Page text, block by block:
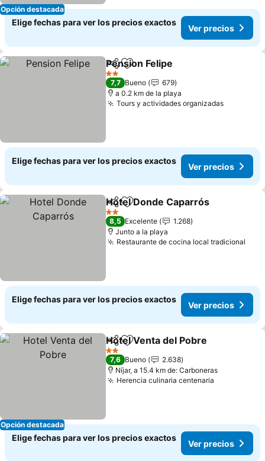
Opción destacada
Elige fechas para ver los precios exactos
Ver precios
CompartirAgregar a favoritos
Pension Felipe
2 Estrellas
7,7 Bueno
679
a 0.2 km de la playa
Tours y actividades organizadas
Elige fechas para ver los precios exactos
Ver precios
CompartirAgregar a favoritos
Hotel Donde Caparrós
2 Estrellas
8,5 Excelente
1.268
Junto a la playa
Restaurante de cocina local tradicional
Elige fechas para ver los precios exactos
Ver precios
Opción destacada
CompartirAgregar a favoritos
Hotel Venta del Pobre
2 Estrellas
7,6 Bueno
2.638
Níjar, a 15.4 km de: Carboneras
Herencia culinaria centenaria
Elige fechas para ver los precios exactos
Ver precios